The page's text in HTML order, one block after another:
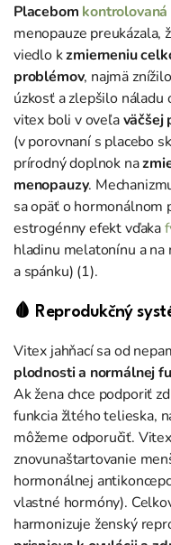
Placebom
menopauze preukázala,
viedlo kzmierneniu
problémov, najmä
úzkosť a zlepšilo náladu
vitex boli v oveľaväčšej
(v porovnaní s placebo
prírodný doplnok na
menopauzy.
sa opäť o hormonálnom
estrogénny efekt vďaka
hladinu melatonínu a
a spánku) (1).
🩸 Reprodukčný
Vitex jahňací sa od
plodnosti a normálnej
Ak žena chce podporiť
funkcia žltého telieska,
môžeme odporučiť.
znovunaštartovanie
hormonálnej
vlastné hormóny).
harmonizuje ženský